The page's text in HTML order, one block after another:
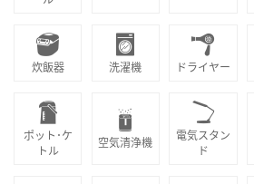
炊飯器 洗濯機 ドライヤー
ポット･ケ
トル
空気清浄機
電気スタン
ド